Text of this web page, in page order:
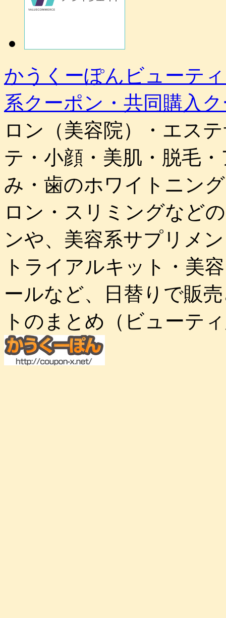
かうくーぽんビューテ
系クーポン・共同購入
ロン（美容院）・エス
テ・小顔・美肌・脱毛
み・歯のホワイトニン
ロン・スリミングなど
ンや、美容系サプリメ
トライアルキット・美
ールなど、日替りで販
トのまとめ（ビューテ